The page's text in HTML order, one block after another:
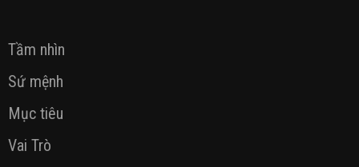
Tầm nhìn
Sứ mệnh
Mục tiêu
Vai Trò